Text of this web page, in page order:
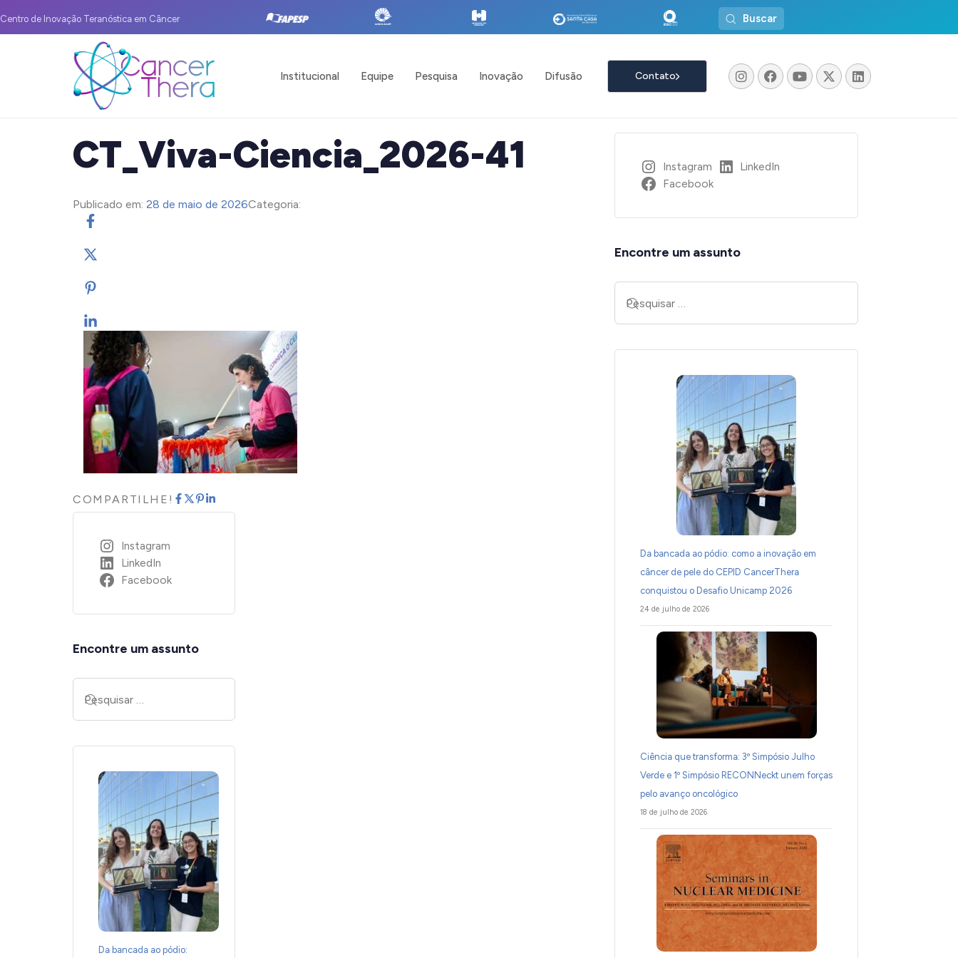
Centro de Inovação Teranóstica em Câncer Buscar
Institucional Equipe Pesquisa Inovação Difusão Contato
CT_Viva-Ciencia_2026-41
Publicado em: 28 de maio de 2026Categoria:
COMPARTILHE!
Instagram
LinkedIn
Facebook
Encontre um assunto
Da bancada ao pódio:
Instagram
LinkedIn
Facebook
Encontre um assunto
Da bancada ao pódio: como a inovação em
câncer de pele do CEPID CancerThera
conquistou o Desafio Unicamp 2026
24 de julho de 2026
Ciência que transforma: 3º Simpósio Julho
Verde e 1º Simpósio RECONNeckt unem forças
pelo avanço oncológico
18 de julho de 2026